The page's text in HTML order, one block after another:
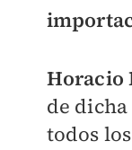
Horacio
de
todos